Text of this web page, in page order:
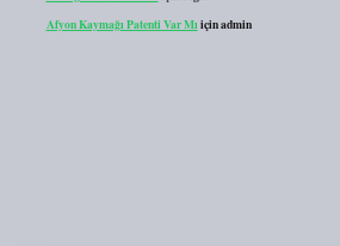
Afyon Kaymağı Patenti Var Mı içinadmin